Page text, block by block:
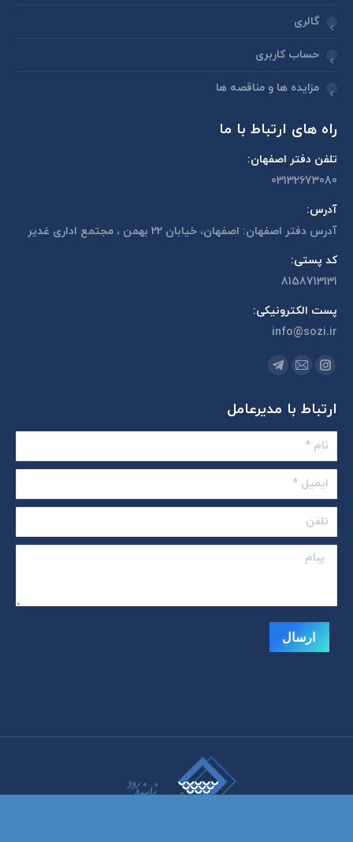
گالری
حساب کاربری
مزایده ها و مناقصه ها
راه های ارتباط با ما
تلفن دفتر اصفهان:
03132673080
آدرس:
آدرس دفتر اصفهان: اصفهان، خیابان 22 بهمن ، مجتمع اداری غدیر
کد پستی:
8158713131
پست الکترونیکی:
info@sozi.ir
مارا در اینجا پیدا کنید:
اینستاگرام
opens
in
new
window
ایمیل
opens
in
window
تلگرام
opens
in
ارتباط با مدیرعامل
نام *
ایمیل *
تلفن
ارسال